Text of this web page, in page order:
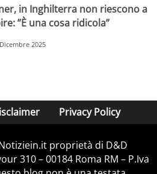
in Inghilterra non riescono a
”È una cosa ridicola”
2025
Privacy Policy
proprietà di D&D
310 – 00184 Roma RM – P.Iva